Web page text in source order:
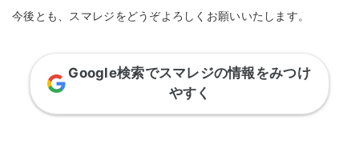
今後とも、スマレジをどうぞよろしくお願いいたします。
Google検索でスマレジの情報をみつけ
やすく